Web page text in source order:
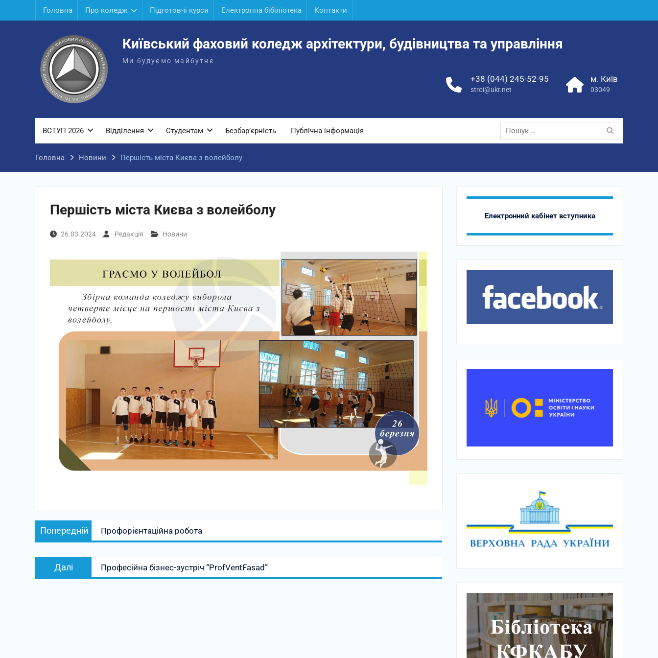
Головна Про коледж Підготовчі курси Електронна бібіліотека Контакти
Київський фаховий коледж архітектури, будівництва та управління
Ми будуємо майбутнє
+38 (044) 245-52-95
stroi@ukr.net
м. Київ
03049
ВСТУП 2026 Відділення Студентам Безбар’єрність Публічна інформація
Пошук:
Головна Новини Першість міста Києва з волейболу
Першість міста Києва з волейболу
26.03.2024 Редакція Новини
записів
Попередній
Попередній
запис:
Профорієнтаційна робота
Далі
Наступний
запис:
Професійна бізнес-зустріч “ProfVentFasad”
Електронний кабінет вступника